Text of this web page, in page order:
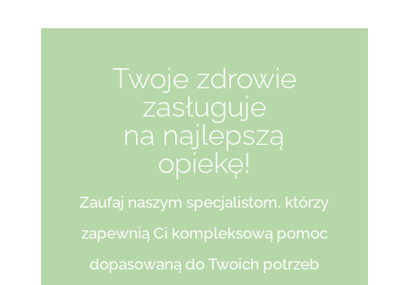
Twoje zdrowie
zasługuje
na najlepszą
opiekę!
Zaufaj naszym specjalistom, którzy
zapewnią Ci kompleksową pomoc
dopasowaną do Twoich potrzeb